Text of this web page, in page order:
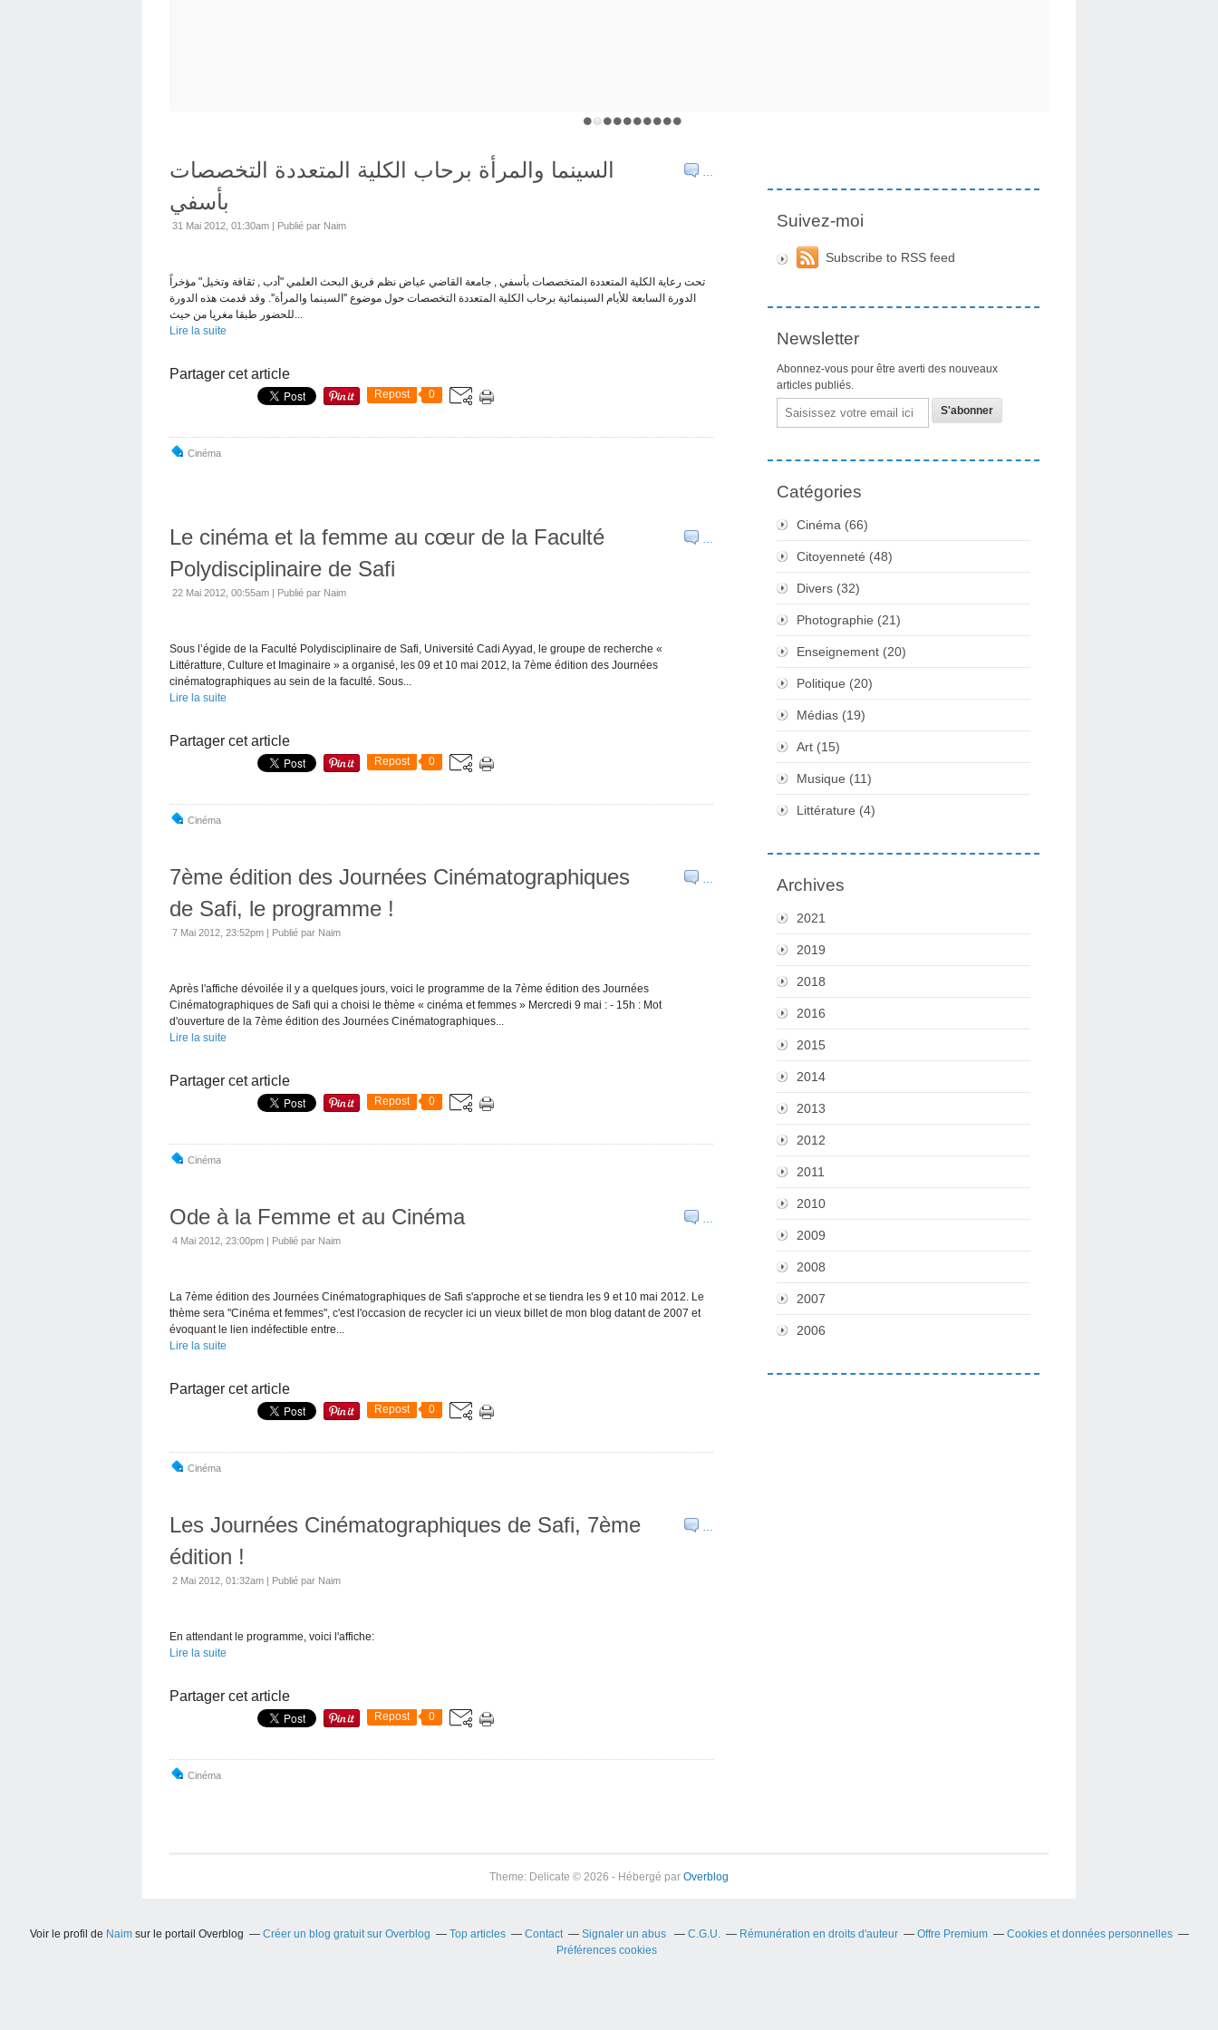
…
السينما والمرأة برحاب الكلية المتعددة التخصصات
بأسفي
31 Mai 2012, 01:30am | Publié par Naim
تحت رعاية الكلية المتعددة المتخصصات بأسفي , جامعة القاضي عياض نظم فريق البحث العلمي "أدب , ثقافة وتخيل" مؤخراً
الدورة السابعة للأيام السينمائية برحاب الكلية المتعددة التخصصات حول موضوع ''السينما والمرأة''. وقد قدمت هذه الدورة
للحضور طبقا مغريا من حيث...
Lire la suite
Partager cet article
Repost 0
Cinéma
…
Le cinéma et la femme au cœur de la Faculté
Polydisciplinaire de Safi
22 Mai 2012, 00:55am | Publié par Naim
Sous l’égide de la Faculté Polydisciplinaire de Safi, Université Cadi Ayyad, le groupe de recherche «
Littératture, Culture et Imaginaire » a organisé, les 09 et 10 mai 2012, la 7ème édition des Journées
cinématographiques au sein de la faculté. Sous...
Lire la suite
Partager cet article
Repost 0
Cinéma
…
7ème édition des Journées Cinématographiques
de Safi, le programme !
7 Mai 2012, 23:52pm | Publié par Naim
Après l'affiche dévoilée il y a quelques jours, voici le programme de la 7ème édition des Journées
Cinématographiques de Safi qui a choisi le thème « cinéma et femmes » Mercredi 9 mai : - 15h : Mot
d'ouverture de la 7ème édition des Journées Cinématographiques...
Lire la suite
Partager cet article
Repost 0
Cinéma
…
Ode à la Femme et au Cinéma
4 Mai 2012, 23:00pm | Publié par Naim
La 7ème édition des Journées Cinématographiques de Safi s'approche et se tiendra les 9 et 10 mai 2012. Le
thème sera "Cinéma et femmes", c'est l'occasion de recycler ici un vieux billet de mon blog datant de 2007 et
évoquant le lien indéfectible entre...
Lire la suite
Partager cet article
Repost 0
Cinéma
…
Les Journées Cinématographiques de Safi, 7ème
édition !
2 Mai 2012, 01:32am | Publié par Naim
En attendant le programme, voici l'affiche:
Lire la suite
Partager cet article
Repost 0
Cinéma
Suivez-moi
Subscribe to RSS feed
Newsletter
Abonnez-vous pour être averti des nouveaux
articles publiés.
Email
Catégories
Cinéma (66)
Citoyenneté (48)
Divers (32)
Photographie (21)
Enseignement (20)
Politique (20)
Médias (19)
Art (15)
Musique (11)
Littérature (4)
Archives
2021
2019
2018
2016
2015
2014
2013
2012
2011
2010
2009
2008
2007
2006
Theme: Delicate © 2026 - Hébergé par Overblog
Voir le profil de Naimsur le portail Overblog Créer un blog gratuit sur Overblog Top articles Contact Signaler un abus C.G.U. Rémunération en droits d'auteur Offre Premium
Cookies et données personnelles
Préférences cookies